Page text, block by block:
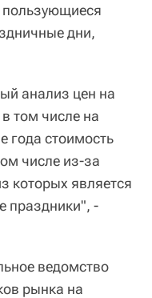
пользующиеся
дни,
анализ цен на
том числе на
года стоимость
числе из-за
которых является
праздники", -
ведомство
рынка на